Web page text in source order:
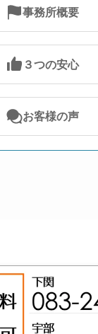
事務所概要
３つの安心
お客様の声